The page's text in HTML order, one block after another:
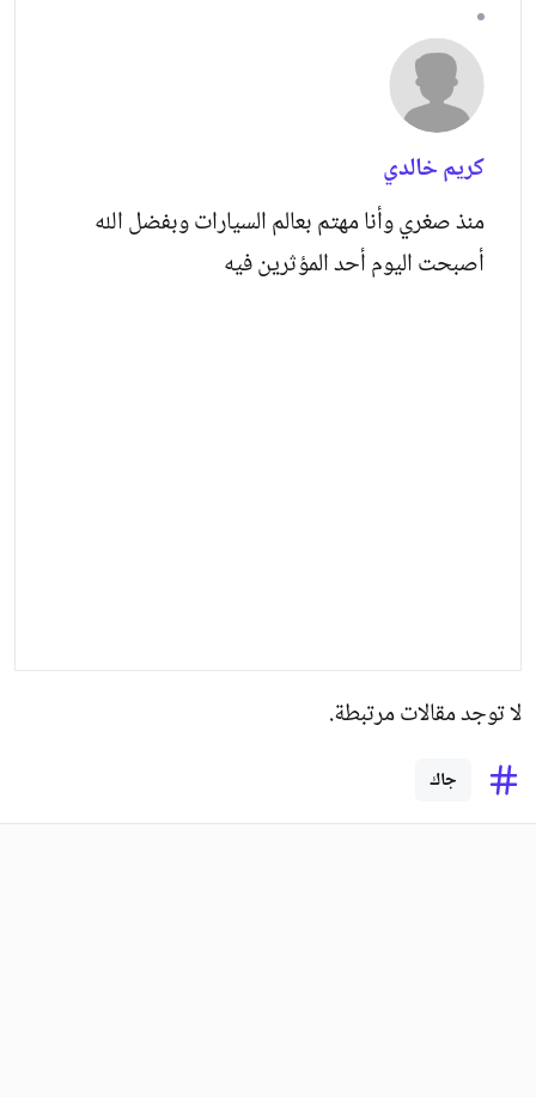
كريم خالدي
منذ صغري وأنا مهتم بعالم السيارات وبفضل الله
أصبحت اليوم أحد المؤثرين فيه
لا توجد مقالات مرتبطة.
جاك